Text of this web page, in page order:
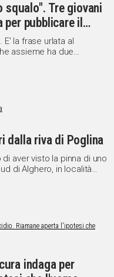
Tre giovani
pubblicare il
la frase urlata al
assieme ha due
della spiaggia "Le
sud occidentale della
Il tutto probabilmente
dalla riva di Poglina
aver visto la pinna di uno
di Alghero, in località
indaga per